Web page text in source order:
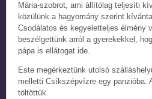
Mária-szobrot, ami állítólag teljesíti
közülünk a hagyomány szerint
Csodálatos és kegyeletteljes élmény
beszélgettünk arról a gyerekekkel,
pápa is ellátogat ide.
Este megérkeztünk utolsó
melletti Csíkszépvízre egy panzióba.
töltöttük.